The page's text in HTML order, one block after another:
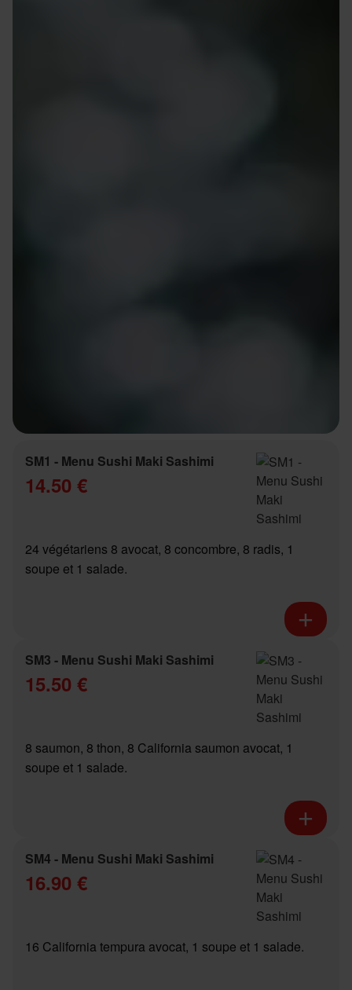
SM1 - Menu Sushi Maki Sashimi
14.50 €
24 végétariens 8 avocat, 8 concombre, 8 radis, 1
soupe et 1 salade.
SM3 - Menu Sushi Maki Sashimi
15.50 €
8 saumon, 8 thon, 8 California saumon avocat, 1
soupe et 1 salade.
SM4 - Menu Sushi Maki Sashimi
16.90 €
16 California tempura avocat, 1 soupe et 1 salade.